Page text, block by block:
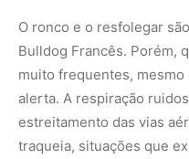
O ronco e o resfolegar
Bulldog Francês. Porém,
muito frequentes,
alerta. A respiração
estreitamento das vias
traqueia, situações que